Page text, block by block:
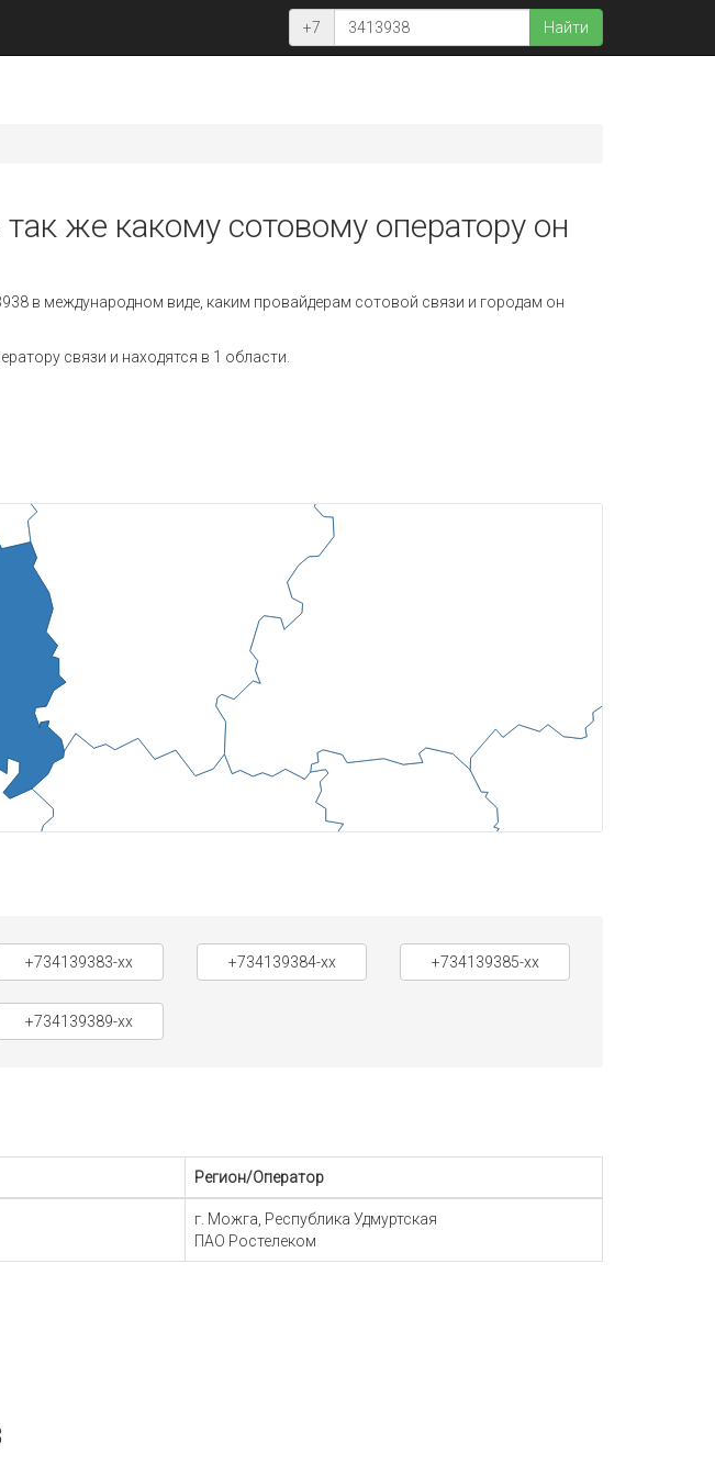
+7 Найти
же какому сотовому оператору он
в международном виде, каким провайдерам сотовой связи и городам он
связи и находятся в 1 области.
+734139383-xx +734139384-xx +734139385-xx
+734139389-xx
Регион/Оператор
г. Можга, Республика Удмуртская
ПАО Ростелеком